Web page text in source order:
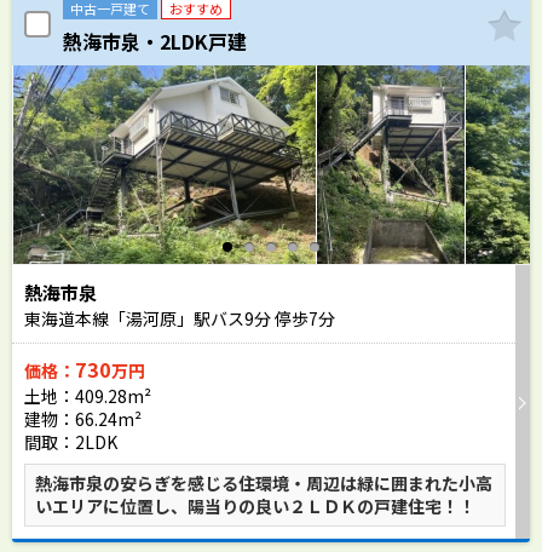
中古一戸建て おすすめ
熱海市泉・2LDK戸建
熱海市泉
東海道本線「湯河原」駅バス9分 停歩7分
価格： 730万円
土地：409.28m²
建物：66.24m²
間取：2LDK
熱海市泉の安らぎを感じる住環境・周辺は緑に囲まれた小高
いエリアに位置し、陽当りの良い２ＬＤＫの戸建住宅！！